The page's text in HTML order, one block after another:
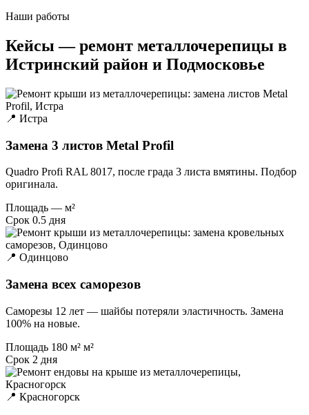
Наши работы
Кейсы — ремонт металлочерепицы в
Истринский район и Подмосковье
📍 Истра
Замена 3 листов Metal Profil
Quadro Profi RAL 8017, после града 3 листа вмятины. Подбор
оригинала.
Площадь — м²
Срок 0.5 дня
📍 Одинцово
Замена всех саморезов
Саморезы 12 лет — шайбы потеряли эластичность. Замена
100% на новые.
Площадь 180 м² м²
Срок 2 дня
📍 Красногорск